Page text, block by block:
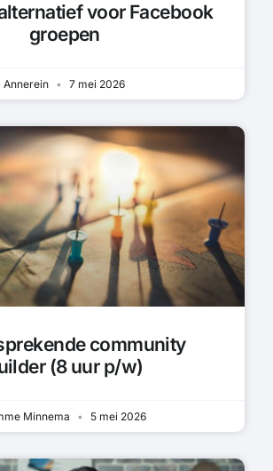
voor Facebook
groepen
Annerein 7 mei 2026
community
(8 uur p/w)
Minnema 5 mei 2026